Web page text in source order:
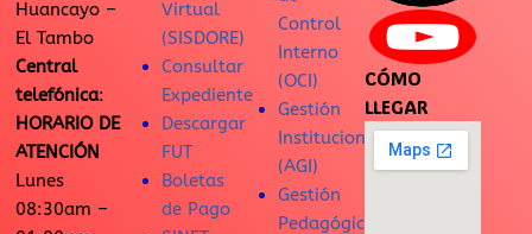
Huancayo –
El Tambo
Central
telefónica:
HORARIO DE
ATENCIÓN
Lunes
08:30am –
Virtual
(SISDORE)
Consultar
Expediente
Descargar
FUT
Boletas
de Pago
Control
Interno
(OCI)
Gestión
Institucional
(AGI)
Gestión
Pedagógica
CÓMO
LLEGAR